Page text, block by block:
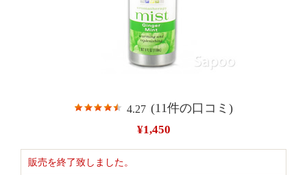
4.27 (11件の口コミ)
¥1,450
販売を終了致しました。